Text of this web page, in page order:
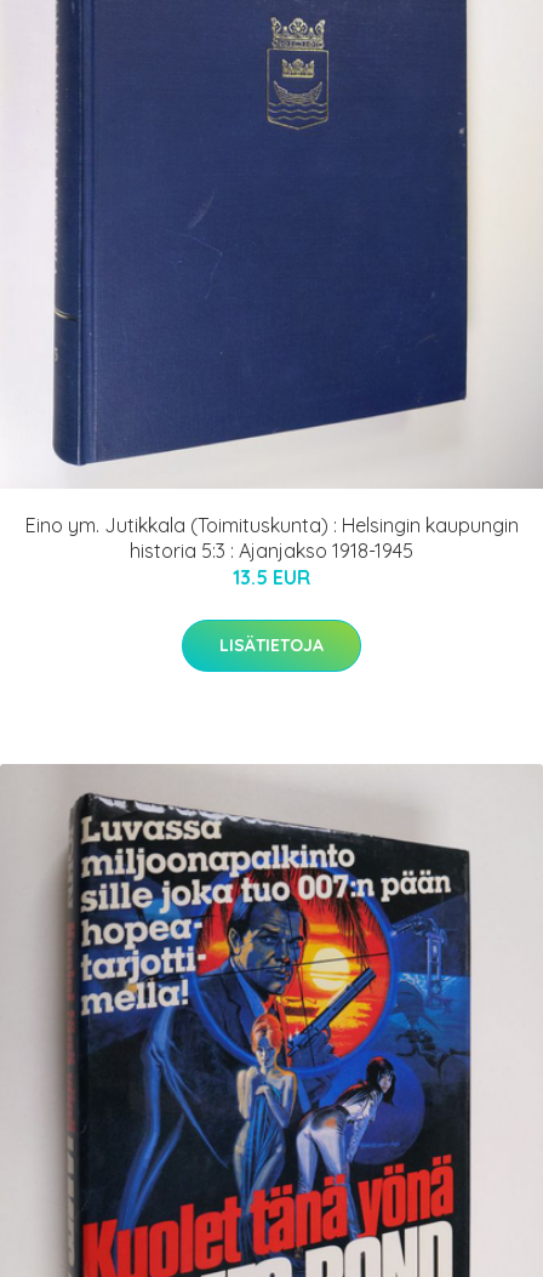
Eino ym. Jutikkala (Toimituskunta) : Helsingin kaupungin
historia 5:3 : Ajanjakso 1918-1945
13.5 EUR
LISÄTIETOJA